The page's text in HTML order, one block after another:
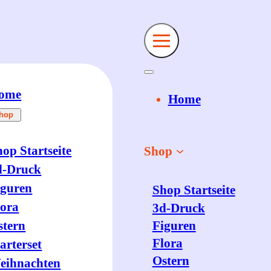
Startseite
Druck
Home
Shop
Shop Startseite
3d-Druck
Figuren
Flora
Ostern